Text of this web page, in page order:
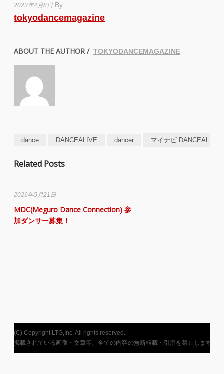
2023年4月8日 By
tokyodancemagazine
ABOUT THE AUTHOR / TOKYODANCEMAGAZINE
dance DANCEALIVE dancer マイナビ DANCEALIVE
Related Posts
2026年5月21日
MDC(Meguro Dance Connection) 参
加ダンサー募集！
(C) Copyright LTG,Inc. All rights reserved.
掲載されている画像・文章等、全ての内容の無断転載・引用を禁止します。